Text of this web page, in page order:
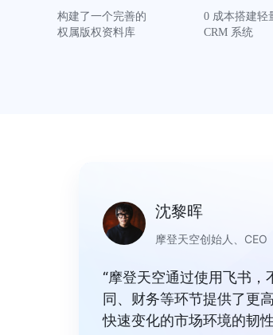
构建了一个完善的
权属版权资料库
0 成本搭建轻
CRM 系统
沈黎晖
摩登天空创始人、CEO
“摩登天空通过使用飞书
同、财务等环节提供了更
快速变化的市场环境的韧